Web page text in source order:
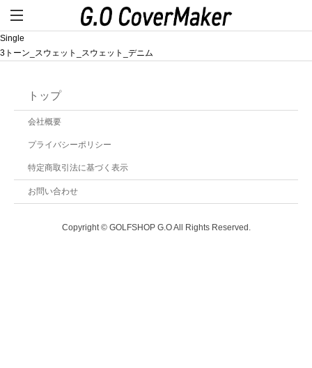
Single
3トーン_スウェット_スウェット_デニム
トップ
会社概要
プライバシーポリシー
特定商取引法に基づく表示
お問い合わせ
Copyright © GOLFSHOP G.O All Rights Reserved.